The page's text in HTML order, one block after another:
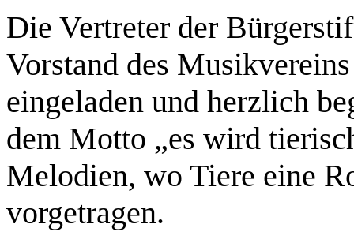
Die Vertreter der
Vorstand des
eingeladen und herzlich
dem Motto „es wird
Melodien, wo Tiere eine
vorgetragen.